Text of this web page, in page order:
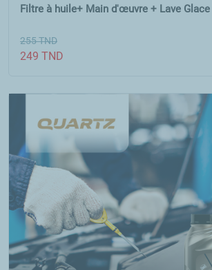
Filtre à huile+ Main d'œuvre + Lave Glace
255TND
249 TND